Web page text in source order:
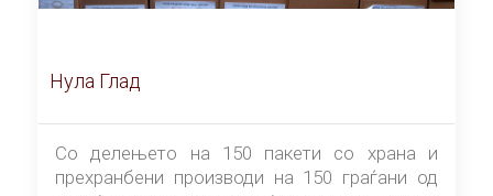
Нула Глад
Со делењето на 150 пакети со храна и
прехранбени производи на 150 граѓани од